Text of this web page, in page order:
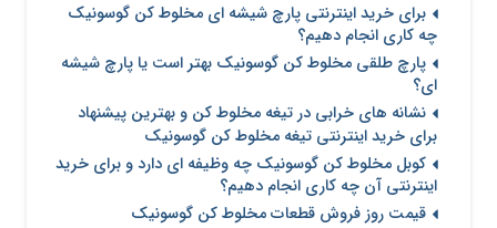
برای خرید اینترنتی پارچ شیشه ای مخلوط کن گوسونیک
چه کاری انجام دهیم؟
پارچ طلقی مخلوط کن گوسونیک بهتر است یا پارچ شیشه
ای؟
نشانه های خرابی در تیغه مخلوط کن و بهترین پیشنهاد
برای خرید اینترنتی تیغه مخلوط کن گوسونیک
کوبل مخلوط کن گوسونیک چه وظیفه ای دارد و برای خرید
اینترنتی آن چه کاری انجام دهیم؟
قیمت روز فروش قطعات مخلوط کن گوسونیک